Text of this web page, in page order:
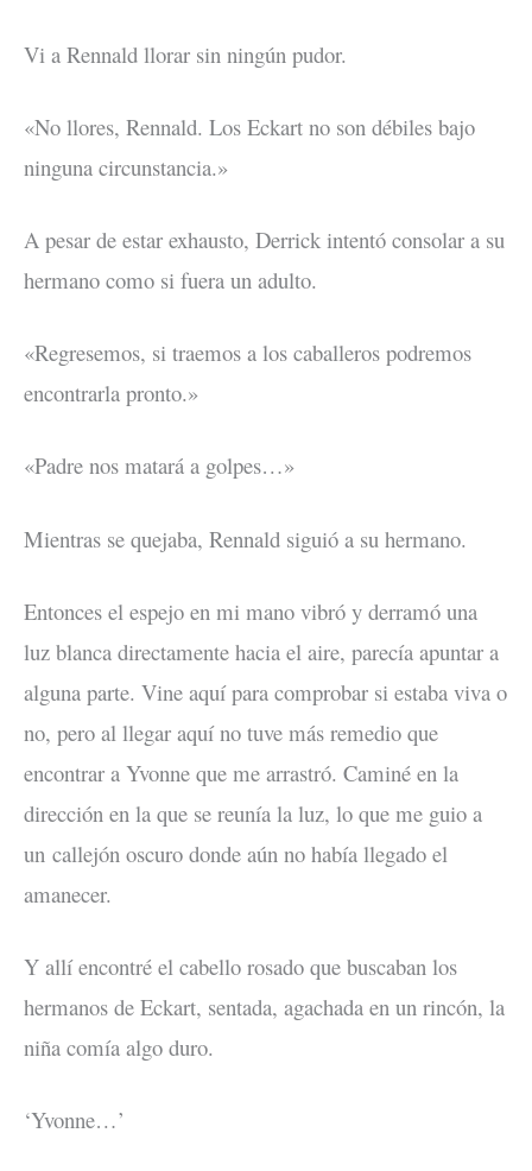
Vi a Rennald llorar sin ningún pudor.
«No llores, Rennald. Los Eckart no son débiles bajo
ninguna circunstancia.»
A pesar de estar exhausto, Derrick intentó consolar a su
hermano como si fuera un adulto.
«Regresemos, si traemos a los caballeros podremos
encontrarla pronto.»
«Padre nos matará a golpes…»
Mientras se quejaba, Rennald siguió a su hermano.
Entonces el espejo en mi mano vibró y derramó una
luz blanca directamente hacia el aire, parecía apuntar a
alguna parte. Vine aquí para comprobar si estaba viva o
no, pero al llegar aquí no tuve más remedio que
encontrar a Yvonne que me arrastró. Caminé en la
dirección en la que se reunía la luz, lo que me guio a
un callejón oscuro donde aún no había llegado el
amanecer.
Y allí encontré el cabello rosado que buscaban los
hermanos de Eckart, sentada, agachada en un rincón, la
niña comía algo duro.
‘Yvonne…’